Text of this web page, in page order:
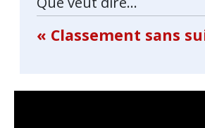
« Classement sans